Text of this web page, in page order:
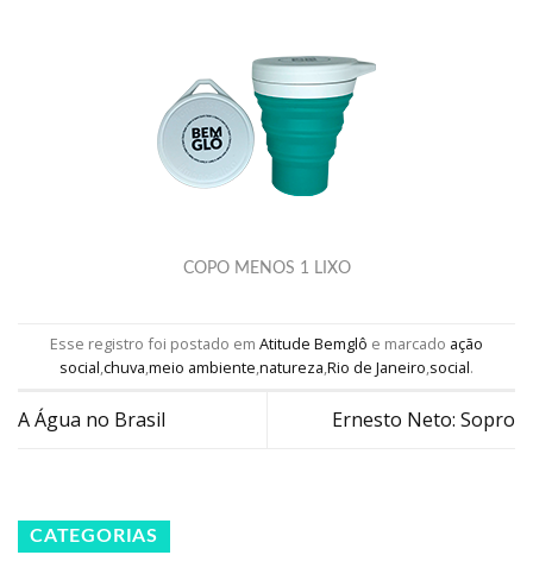
COPO MENOS 1 LIXO
Esse registro foi postado em Atitude Bemglô e marcado ação
social,chuva,meio ambiente,natureza,Rio de Janeiro,social.
A Água no Brasil Ernesto Neto: Sopro
CATEGORIAS